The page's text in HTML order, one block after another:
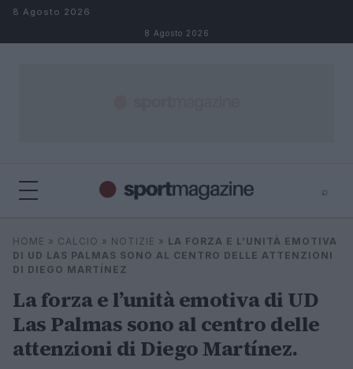
Salta al contenuto
8 Agosto 2026
8 Agosto 2026
⌕
Cerca
⌕ ×
HOME » CALCIO » NOTIZIE » LA FORZA E L’UNITÀ EMOTIVA
DI UD LAS PALMAS SONO AL CENTRO DELLE ATTENZIONI
DI DIEGO MARTÍNEZ
La forza e l’unità emotiva di UD
Las Palmas sono al centro delle
attenzioni di Diego Martínez.